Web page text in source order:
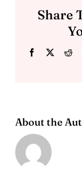
Share
Facebook
X
About the